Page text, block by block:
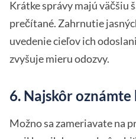
Krátke správy majú väčšiu
prečítané. Zahrnutie
uvedenie cieľov ich
zvyšuje mieru odozvy.
6. Najskôr
Možno sa zameriavate na